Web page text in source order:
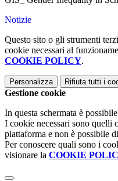
Notizie
Questo sito o gli strumenti
cookie necessari al
COOKIE POLICY.
Personalizza Rifiuta tutti i
Gestione cookie
In questa schermata è
I cookie necessari sono quelli
piattaforma e non è possibile
Per conoscere quali sono i
visionare la COOKIE